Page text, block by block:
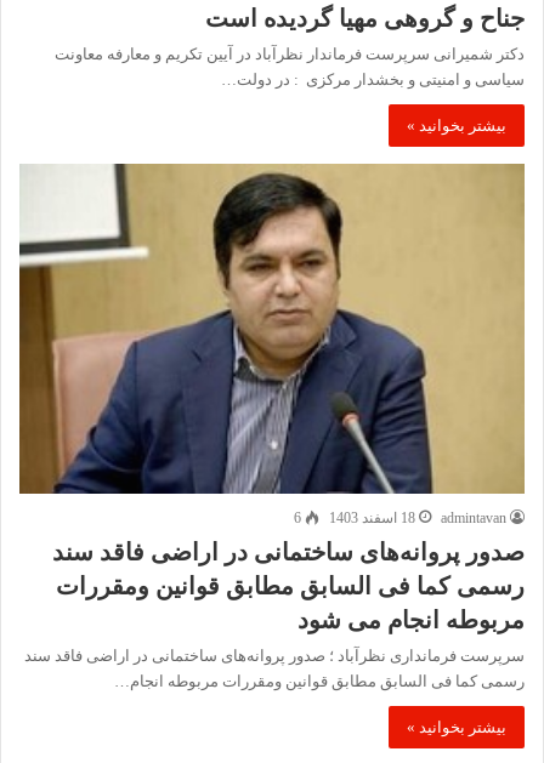
جناح و گروهی مهیا گردیده است
دکتر شمیرانی سرپرست فرماندار نظرآباد در آیین تکریم و معارفه معاونت
سیاسی و امنیتی و بخشدار مرکزی : در دولت…
بیشتر بخوانید »
admintavan 18 اسفند 1403 6
صدور پروانه‌های ساختمانی در اراضی فاقد سند
رسمی کما فی السابق مطابق قوانین ومقررات
مربوطه انجام می شود
سرپرست فرمانداری نظرآباد ؛ صدور پروانه‌های ساختمانی در اراضی فاقد سند
رسمی کما فی السابق مطابق قوانین ومقررات مربوطه انجام…
بیشتر بخوانید »